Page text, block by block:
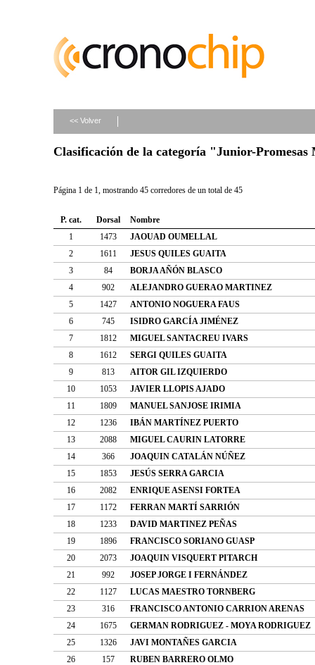
<< Volver
Clasificación de la categoría "Junior-Promesas
Página 1 de 1, mostrando 45 corredores de un total de 45
P. cat. Dorsal
Nombre
1
1473
JAOUAD OUMELLAL
2
1611
JESUS QUILES GUAITA
3
84
BORJA AÑÓN BLASCO
4
902
ALEJANDRO GUERAO MARTINEZ
5
1427
ANTONIO NOGUERA FAUS
6
745
ISIDRO GARCÍA JIMÉNEZ
7
1812
MIGUEL SANTACREU IVARS
8
1612
SERGI QUILES GUAITA
9
813
AITOR GIL IZQUIERDO
10
1053
JAVIER LLOPIS AJADO
11
1809
MANUEL SANJOSE IRIMIA
12
1236
IBÁN MARTÍNEZ PUERTO
13
2088
MIGUEL CAURIN LATORRE
14
366
JOAQUIN CATALÁN NÚÑEZ
15
1853
JESÚS SERRA GARCIA
16
2082
ENRIQUE ASENSI FORTEA
17
1172
FERRAN MARTÍ SARRIÓN
18
1233
DAVID MARTINEZ PEÑAS
19
1896
FRANCISCO SORIANO GUASP
20
2073
JOAQUIN VISQUERT PITARCH
21
992
JOSEP JORGE I FERNÁNDEZ
22
1127
LUCAS MAESTRO TORNBERG
23
316
FRANCISCO ANTONIO CARRION ARENAS
24
1675
GERMAN RODRIGUEZ - MOYA RODRIGUEZ
25
1326
JAVI MONTAÑES GARCIA
26
157
RUBEN BARRERO OLMO